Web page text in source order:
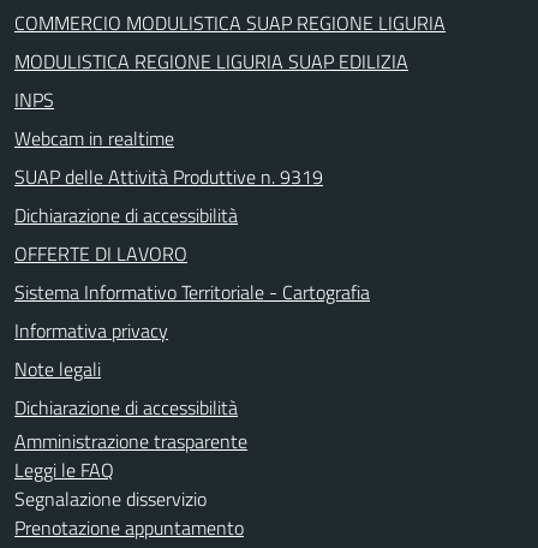
COMMERCIO MODULISTICA SUAP REGIONE LIGURIA
MODULISTICA REGIONE LIGURIA SUAP EDILIZIA
INPS
Webcam in realtime
SUAP delle Attività Produttive n. 9319
Dichiarazione di accessibilità
OFFERTE DI LAVORO
Sistema Informativo Territoriale - Cartografia
Informativa privacy
Note legali
Dichiarazione di accessibilità
Amministrazione trasparente
Leggi le FAQ
Segnalazione disservizio
Prenotazione appuntamento